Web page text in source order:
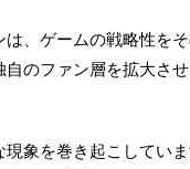
、ゲームの戦略性を
のファン層を拡大さ
象を巻き起こしていま